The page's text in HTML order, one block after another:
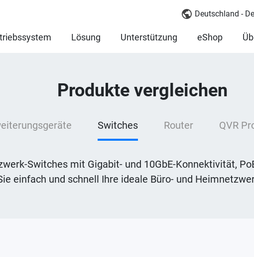
Deutschland -
Lösung Unterstützung eShop
Produkte vergleichen
Switches Router QVR
Switches mit Gigabit- und 10GbE-Konnektivität,
einfach und schnell Ihre ideale Büro- und